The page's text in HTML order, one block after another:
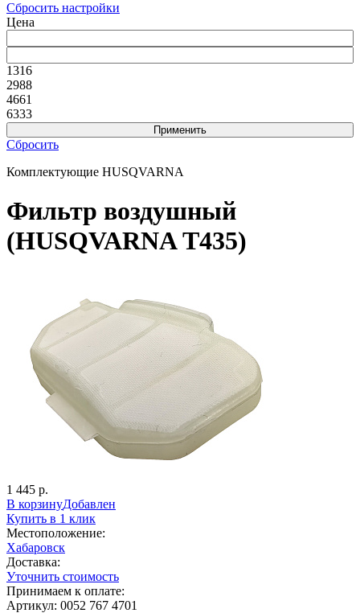
Сбросить настройки
Цена
1316
2988
4661
6333
Сбросить
Комплектующие HUSQVARNA
Фильтр воздушный
(HUSQVARNA Т435)
1 445 р.
В корзинуДобавлен
Купить в 1 клик
Местоположение:
Хабаровск
Доставка:
Уточнить стоимость
Принимаем к оплате:
Артикул: 0052 767 4701